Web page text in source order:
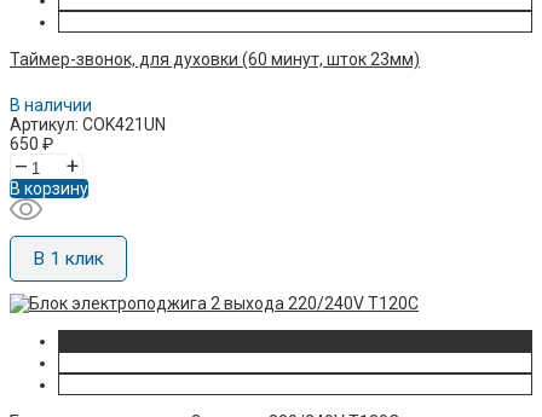
Таймер-звонок, для духовки (60 минут, шток 23мм)
В наличии
Артикул: COK421UN
650 ₽
– +
В корзину
В 1 клик